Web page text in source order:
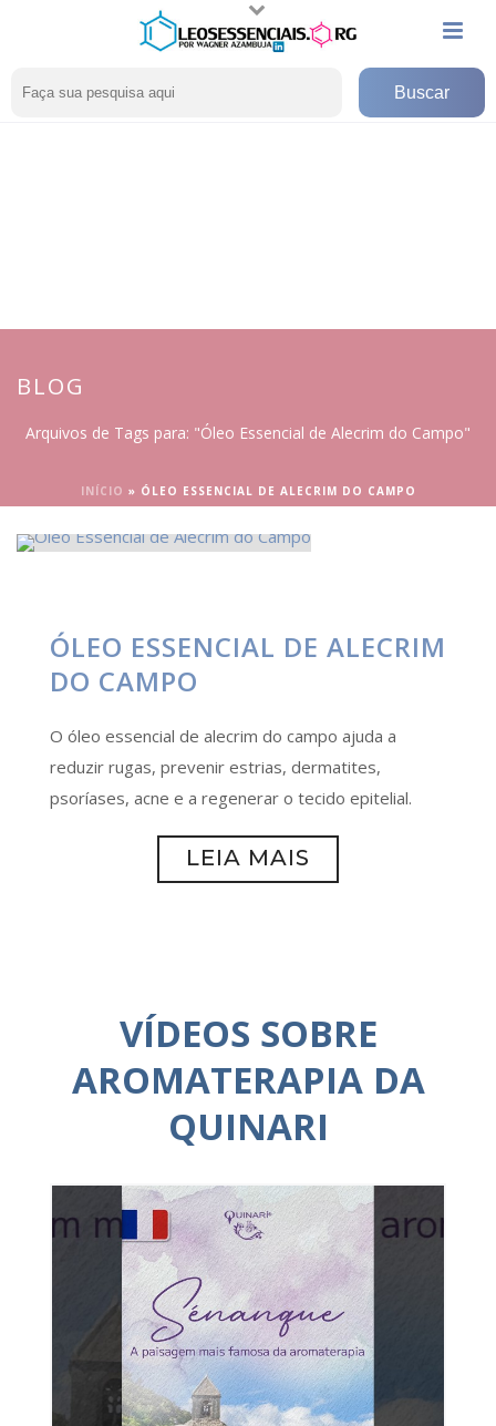
BLOG
Arquivos de Tags para: "Óleo Essencial de Alecrim do Campo"
INÍCIO » ÓLEO ESSENCIAL DE ALECRIM DO CAMPO
ÓLEO ESSENCIAL DE ALECRIM
DO CAMPO
O óleo essencial de alecrim do campo ajuda a
reduzir rugas, prevenir estrias, dermatites,
psoríases, acne e a regenerar o tecido epitelial.
LEIA MAIS
VÍDEOS SOBRE
AROMATERAPIA DA
QUINARI